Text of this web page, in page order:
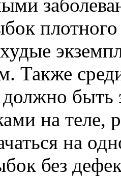
Также
быть
на
на
без